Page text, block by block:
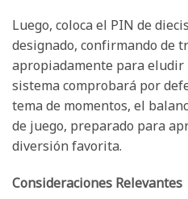
Luego, coloca el PIN de
designado, confirmando de
apropiadamente para eludir
sistema comprobará por
tema de momentos, el
de juego, preparado para
diversión favorita.
Consideraciones Relevantes